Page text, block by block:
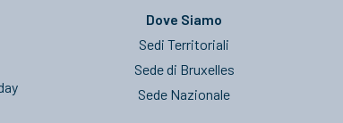
Dove Siamo
Sedi Territoriali
Sede di Bruxelles
Sede Nazionale